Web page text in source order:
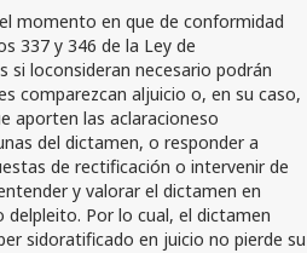
momento en que de conformidad
337 y 346 de la Ley de
si loconsideran necesario podrán
comparezcan aljuicio o, en su caso,
aporten las aclaracioneso
del dictamen, o responder a
de rectificación o intervenir de
y valorar el dictamen en
Por lo cual, el dictamen
sidoratificado en juicio no pierde su